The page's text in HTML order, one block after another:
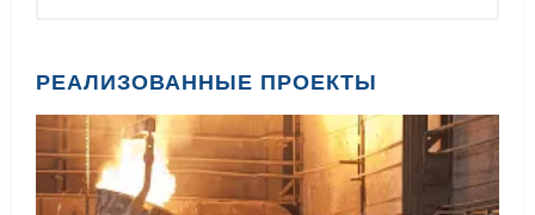
РЕАЛИЗОВАННЫЕ ПРОЕКТЫ